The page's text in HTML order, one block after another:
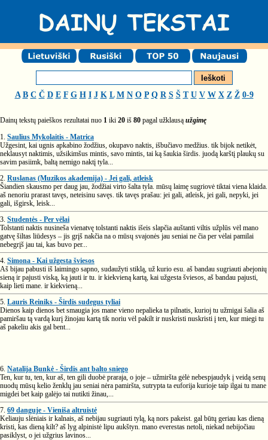
A B C Č D E F G H I J K L M N O P Q R S Š T U V W X Z Ž 0-9
Dainų tekstų paieškos rezultatai nuo 1 iki 20 iš 80 pagal užklausą užgimę
1. Saulius Mykolaitis - Matrica
Užgesint, kai ugnis apkabino žodžius, okupavo naktis, išbučiavo medžius. tik bijok netikėt,
neklausyt naktimis, užsikimšus mintis, savo mintis, tai ką šaukia širdis. juodą karštį plaukų su
savim pasiimk, baltą nemigo naktį tyla...
2. Ruslanas (Muzikos akademija) - Jei gali, atleisk
Šiandien skausmo per daug jau, žodžiai virto šalta tyla. mūsų laimę sugriovė tiktai viena klaida.
aš nenoriu prarast tavęs, neteisinu savęs. tik tavęs prašau: jei gali, atleisk, jei gali, nepyki, jei
gali, išgirsk, leisk...
3. Studentės - Per vėlai
Tolstanti naktis nusineša vienatvę tolstanti naktis išeis slapčia auštanti viltis užplūs vėl mano
gatvę šiltas liūdesys – jis grįš nakčia na o mūsų svajonės jau seniai ne čia per vėlai pamilai
nebegrįš jau tai, kas buvo per...
4. Simona - Kai užgesta šviesos
Aš bijau pabusti iš laimingo sapno, sudaužyti stiklą, už kurio esu. aš bandau sugriauti abejonių
sieną ir pajusti viską, ką jauti ir tu. ir kiekvieną kartą, kai užgesta šviesos, aš bandau pajusti,
kaip lieti mane. ir kiekvieną...
5. Lauris Reiniks - Širdis sudegus tyliai
Dienos kaip dienos bet smaugia jos mane vieno nepalieka ta pilnatis, kurioj tu užmigai šalia aš
pamiršau tą vardą kurį žinojau kartą tik noriu vėl pakilt ir nuskristi nuskristi į ten, kur miegi tu
aš pakeliu akis gal bent...
6. Natalija Bunkė - Širdis ant balto sniego
Ten, kur tu, ten, kur aš, ten gili duobė praraja, o joje – užmiršta gėlė nebespjaudyk į veidą senų
nuodų mūsų kelio ženklų jau seniai nėra pamiršta, sutrypta ta euforija kurioje taip ilgai tu mane
migdei bet kaip galėjo tai nutikti žinau,...
7. 69 danguje - Vieniša altruistė
Keliauju slėniais ir kalnais, aš nebijau sugriauti tylą, ką nors pakeist. gal būtų geriau kas dieną
kristi, kas dieną kilt? aš lyg alpinistė lipu aukštyn. mano everestas netoli, niekad nebijočiau
pasiklyst, o jei užgrius lavinos...